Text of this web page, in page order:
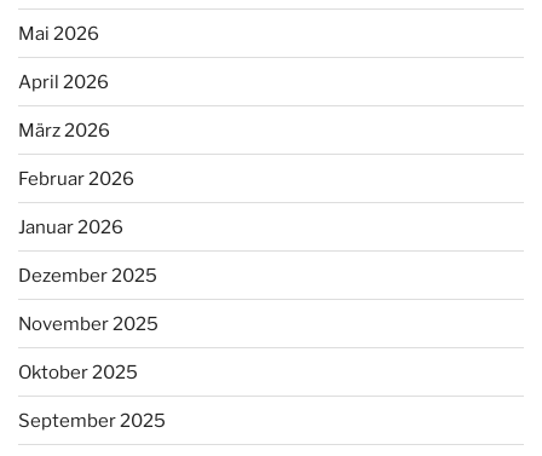
Mai 2026
April 2026
März 2026
Februar 2026
Januar 2026
Dezember 2025
November 2025
Oktober 2025
September 2025